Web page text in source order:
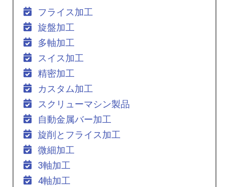
フライス加工
旋盤加工
多軸加工
スイス加工
精密加工
カスタム加工
スクリューマシン製品
自動金属バー加工
旋削とフライス加工
微細加工
3軸加工
4軸加工